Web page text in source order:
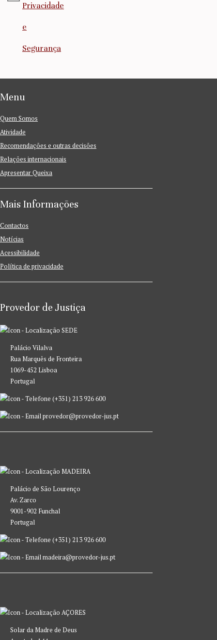
Privacidade
e
Segurança
Menu
Quem Somos
Atividade
Recomendações e outras decisões
Relações internacionais
Apresentar Queixa
Mais Informações
Contactos
Notícias
Acessibilidade
Política de privacidade
Provedor de Justiça
SEDE
Palácio Vilalva
Rua Marquês de Fronteira
1069-452 Lisboa
Portugal
(+351) 213 926 600
provedor@provedor-jus.pt
MADEIRA
Palácio de São Lourenço
Av. Zarco
9001-902 Funchal
Portugal
(+351) 213 926 600
madeira@provedor-jus.pt
AÇORES
Solar da Madre de Deus